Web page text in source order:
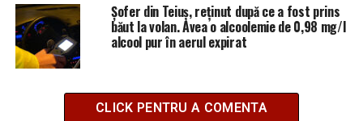
Șofer din Teiuș, reținut după ce a fost prins
băut la volan. Avea o alcoolemie de 0,98 mg/l
alcool pur în aerul expirat
CLICK PENTRU A COMENTA